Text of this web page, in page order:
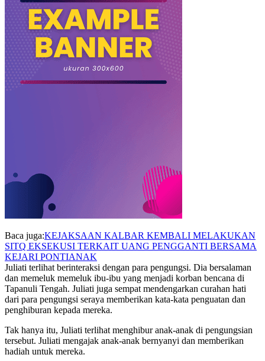
Baca juga:KEJAKSAAN KALBAR KEMBALI MELAKUKAN
SITQ EKSEKUSI TERKAIT UANG PENGGANTI BERSAMA
KEJARI PONTIANAK
Juliati terlihat berinteraksi dengan para pengungsi. Dia bersalaman
dan memeluk memeluk ibu-ibu yang menjadi korban bencana di
Tapanuli Tengah. Juliati juga sempat mendengarkan curahan hati
dari para pengungsi seraya memberikan kata-kata penguatan dan
penghiburan kepada mereka.
Tak hanya itu, Juliati terlihat menghibur anak-anak di pengungsian
tersebut. Juliati mengajak anak-anak bernyanyi dan memberikan
hadiah untuk mereka.